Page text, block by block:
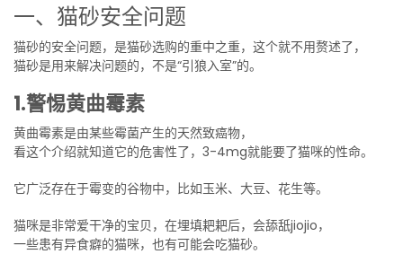
一、猫砂安全问题
猫砂的安全问题，是猫砂选购的重中之重，这个就不用赘述了，
猫砂是用来解决问题的，不是“引狼入室”的。
1.警惕黄曲霉素
黄曲霉素是由某些霉菌产生的天然致癌物，
看这个介绍就知道它的危害性了，3-4mg就能要了猫咪的性命。
它广泛存在于霉变的谷物中，比如玉米、大豆、花生等。
猫咪是非常爱干净的宝贝，在埋填耙耙后，会舔舐jiojio，
一些患有异食癖的猫咪，也有可能会吃猫砂。